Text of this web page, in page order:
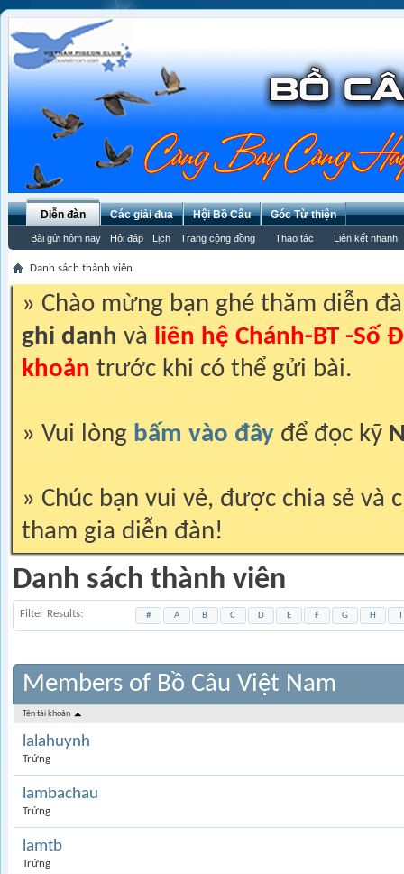
Diễn đàn
Bài gửi hôm nay Hỏi đáp Lịch Trang cộng đồng Thao tác Liên kết nhanh
Các giải đua Hội Bồ Câu Góc Từ thiện
Danh sách thành viên
» Chào mừng bạn ghé thăm diễn
ghi danh và liên hệ Chánh-BT -Số
khoản trước khi có thể gửi bài.
» Vui lòng bấm vào đây để đọc kỹ
» Chúc bạn vui vẻ, được chia sẻ và
tham gia diễn đàn!
Danh sách thành viên
Filter Results # A B C D E F G H
Members of Bồ Câu Việt Nam
Tên tài khoản
lalahuynh
Trứng
lambachau
Trứng
lamtb
Trứng